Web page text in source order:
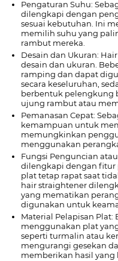
Pengaturan Suhu:
dilengkapi dengan
sesuai kebutuhan. Ini
memilih suhu yang
rambut mereka.
Desain dan Ukuran:
desain dan ukuran.
ramping dan dapat
secara keseluruhan,
berbentuk pelengkung
ujung rambut atau
Pemanasan Cepat:
kemampuan untuk
memungkinkan
menggunakan
Fungsi Penguncian
dilengkapi dengan fitur
plat tetap rapat saat
hair straightener
yang mematikan
digunakan untuk
Material Pelapisan
menggunakan plat
seperti turmalin atau
mengurangi gesekan
memberikan hasil yang